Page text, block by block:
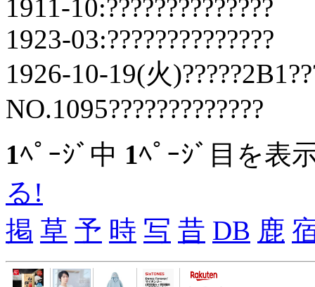
1911-10:??????????????
1923-03:??????????????
1926-10-19(火
NO.1095?????????????
1ﾍﾟｰｼﾞ中 1ﾍﾟｰｼﾞ目を表
る!
掲 草 予 時 写 昔 DB 鹿